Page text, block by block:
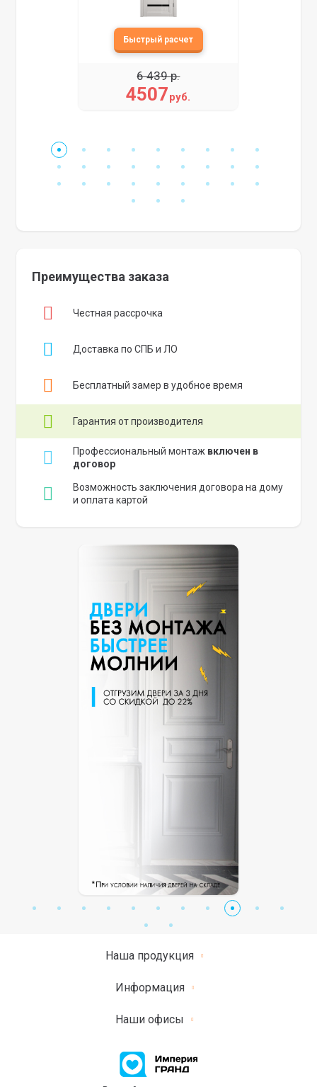
4507руб.
6 439 р.
Преимущества заказа
Честная рассрочка
Доставка по СПБ и ЛО
Бесплатный замер в удобное время
Гарантия от производителя
Профессиональный монтаж включен в
договор
Возможность заключения договора на дому
и оплата картой
Наша продукция
Информация
Наши офисы